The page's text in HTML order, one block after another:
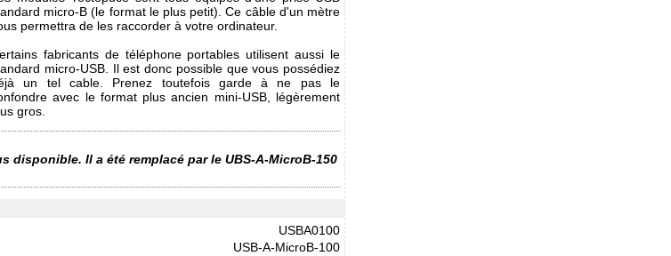
micro-B (le format le plus petit). Ce câble d'un mètre
permettra de les raccorder à votre ordinateur.
fabricants de téléphone portables utilisent aussi le
micro-USB. Il est donc possible que vous possédiez
un tel cable. Prenez toutefois garde à ne pas le
avec le format plus ancien mini-USB, légèrement
gros.
disponible. Il a été remplacé par le UBS-A-MicroB-150
USBA0100
USB-A-MicroB-100